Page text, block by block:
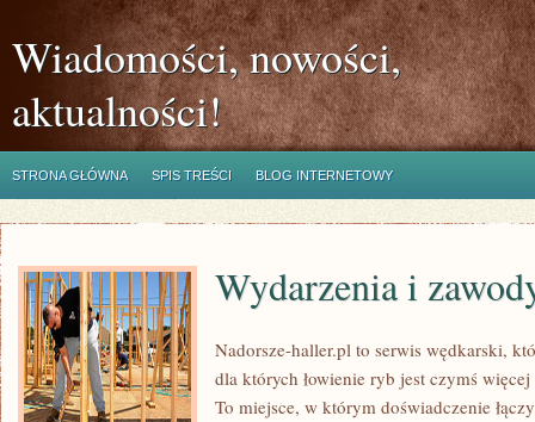
Wiadomości, nowości,
aktualności!
STRONA GŁÓWNA SPIS TREŚCI BLOG INTERNETOWY
Wydarzenia i
Nadorsze-haller.pl to serwis wędkarski,
dla których łowienie ryb jest czymś
To miejsce, w którym doświadczenie